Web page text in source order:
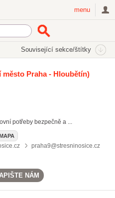
menu
Související sekce/štítky
Všechny související štítky
město Praha - Hloubětín)
potřeby bezpečně a ...
praha9@stresninosice.cz
NÁM